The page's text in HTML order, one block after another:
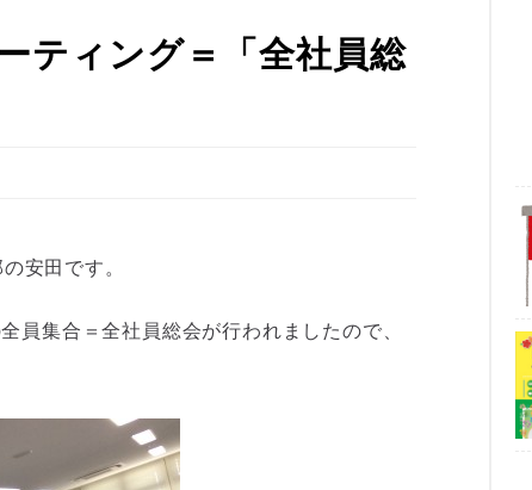
ティング＝「全社員総
安田です。
員集合＝全社員総会が行われましたので、